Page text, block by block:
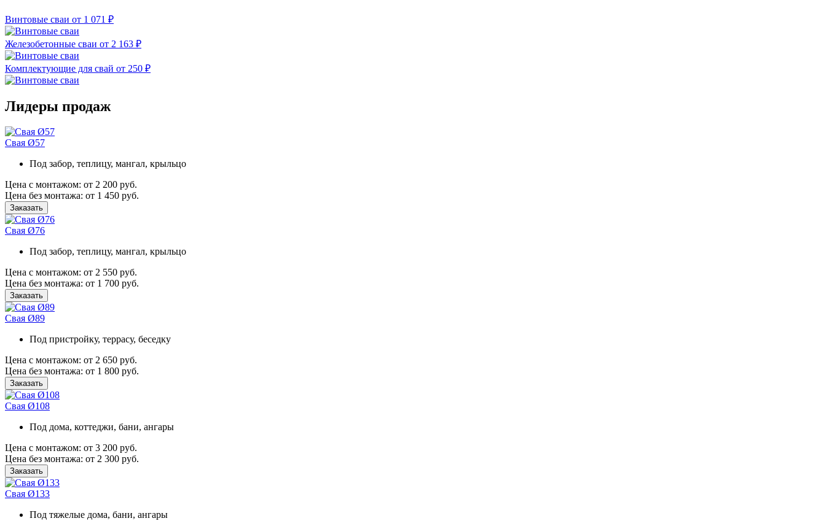
Винтовые сваи от 1 071 ₽
Железобетонные сваи от 2 163 ₽
Комплектующие для свай от 250 ₽
Лидеры продаж
Свая Ø57
Под забор, теплицу, мангал, крыльцо
Цена с монтажом: от 2 200 руб.
Цена без монтажа: от 1 450 руб.
Заказать
Свая Ø76
Под забор, теплицу, мангал, крыльцо
Цена с монтажом: от 2 550 руб.
Цена без монтажа: от 1 700 руб.
Заказать
Свая Ø89
Под пристройку, террасу, беседку
Цена с монтажом: от 2 650 руб.
Цена без монтажа: от 1 800 руб.
Заказать
Свая Ø108
Под дома, коттеджи, бани, ангары
Цена с монтажом: от 3 200 руб.
Цена без монтажа: от 2 300 руб.
Заказать
Свая Ø133
Под тяжелые дома, бани, ангары